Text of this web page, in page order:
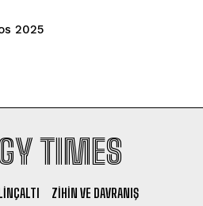
2025
TIMES
ZIHIN VE DAVRANIŞ